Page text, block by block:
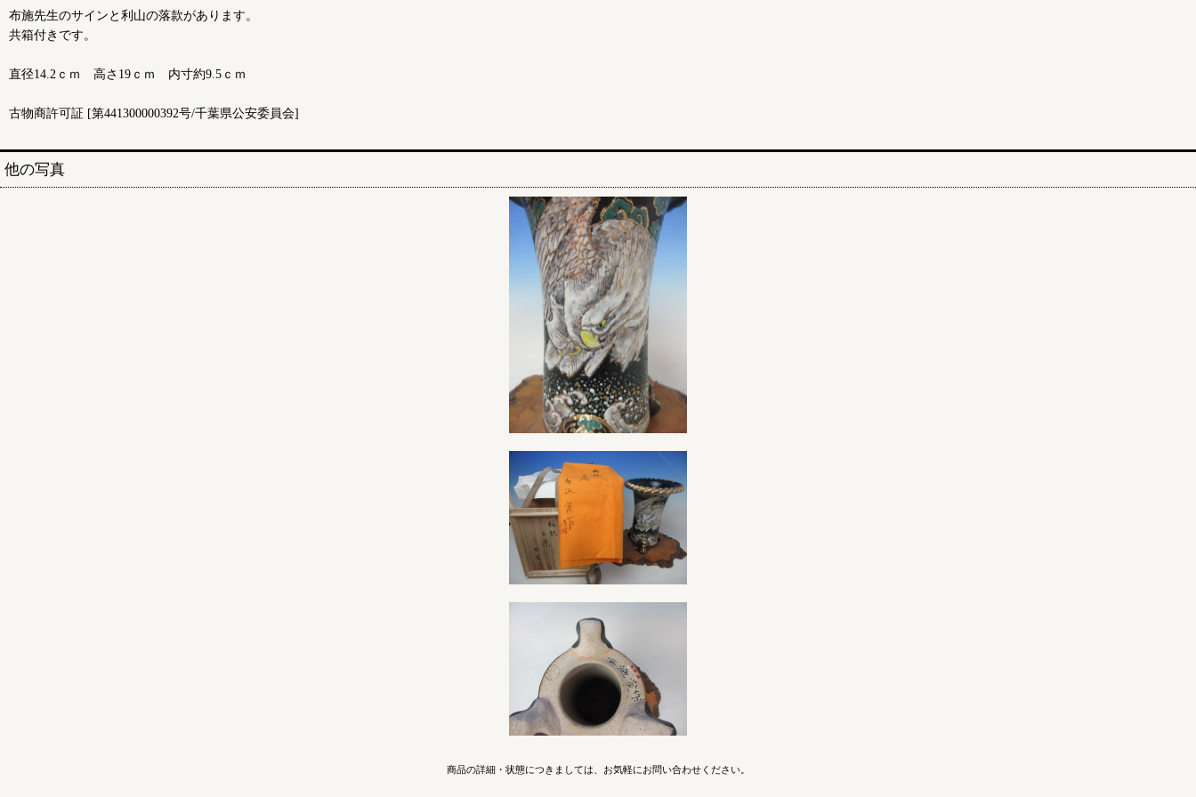
布施先生のサインと利山の落款があります。
共箱付きです。
直径14.2ｃｍ 高さ19ｃｍ 内寸約9.5ｃｍ
古物商許可証 [第441300000392号/千葉県公安委員会]
他の写真
商品の詳細・状態につきましては、お気軽にお問い合わせください。